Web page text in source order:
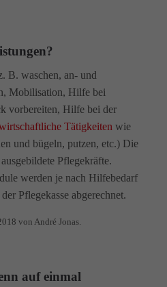
B. waschen, an- und
Mobilisation, Hilfe bei
vorbereiten, Hilfe bei der
Tätigkeiten wie
und bügeln, putzen, etc.) Die
Pflegekräfte.
werden je nach Hilfebedarf
Pflegekasse abgerechnet.
von André Jonas.
auf einmal